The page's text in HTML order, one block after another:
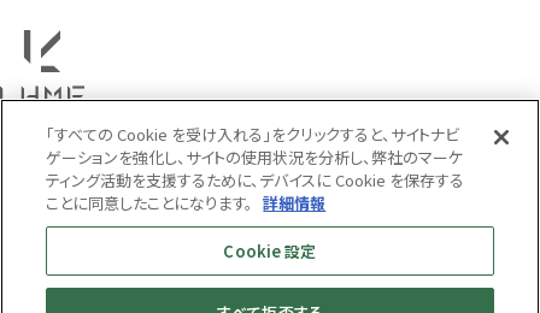
「すべての Cookie を受け入れる」をクリックすると、サイトナビ
ゲーションを強化し、サイトの使用状況を分析し、弊社のマーケ
ティング活動を支援するために、デバイスに Cookie を保存する
ことに同意したことになります。
詳細情報
Cookie 設定